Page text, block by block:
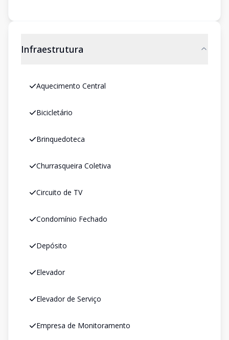
Infraestrutura
Aquecimento Central
Bicicletário
Brinquedoteca
Churrasqueira Coletiva
Circuito de TV
Condomínio Fechado
Depósito
Elevador
Elevador de Serviço
Empresa de Monitoramento